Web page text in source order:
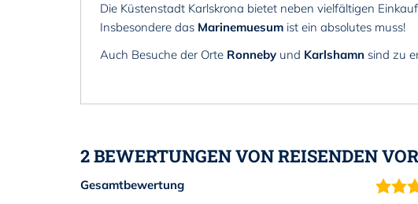
Die Küstenstadt Karlskrona bietet neben vielfältigen
Insbesondere das Marinemuesum ist ein absolutes muss!
Auch Besuche der Orte Ronneby und Karlshamn sind zu
2 BEWERTUNGEN VON REISENDEN
Gesamtbewertung